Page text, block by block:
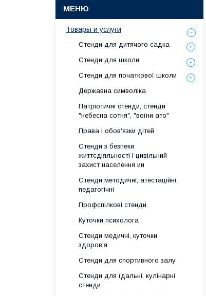
Товары и услуги
Стенди для дитячого садка
Стенди для школи
Стенди для початкової школи
Державна символіка
Патріотичні стенди, стенди
"небесна сотня", "воїни ато"
Права і обов'язки дітей
Стенди з безпеки
життєдіяльності І цивільний
захист населення ии
Стенди методичні, атестаційні,
педагогічні
Профспілкові стенди.
Куточки психолога
Стенди медичні, куточки
здоров'я
Стенди для спортивного залу
Стенди для їдальні, кулінарні
стенди